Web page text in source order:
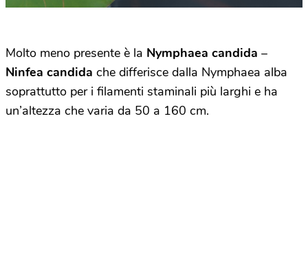
Molto meno presente è la Nymphaea candida –
Ninfea candida che differisce dalla Nymphaea alba
soprattutto per i filamenti staminali più larghi e ha
un’altezza che varia da 50 a 160 cm.